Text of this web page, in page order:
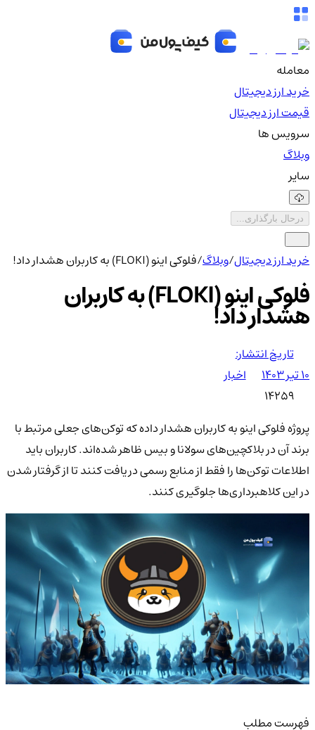
معامله
خرید ارز دیجیتال
قیمت ارز دیجیتال
سرویس ها
وبلاگ
سایر
درحال بارگذاری...
خرید ارز دیجیتال/وبلاگ/فلوکی اینو (FLOKI) به کاربران هشدار داد!
فلوکی اینو (FLOKI) به کاربران
هشدار داد!
تاریخ انتشار:
۱۰ تیر ۱۴۰۳
اخبار
14259
پروژه فلوکی اینو به کاربران هشدار داده که توکن‌های جعلی مرتبط با
برند آن در بلاکچین‌های سولانا و بیس ظاهر شده‌اند. کاربران باید
اطلاعات توکن‌ها را فقط از منابع رسمی دریافت کنند تا از گرفتار شدن
در این کلاهبرداری‌ها جلوگیری کنند.
فهرست مطلب